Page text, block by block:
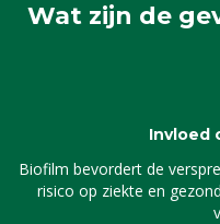
Wat zijn de
Invloed
Biofilm bevordert de
risico op ziekte en